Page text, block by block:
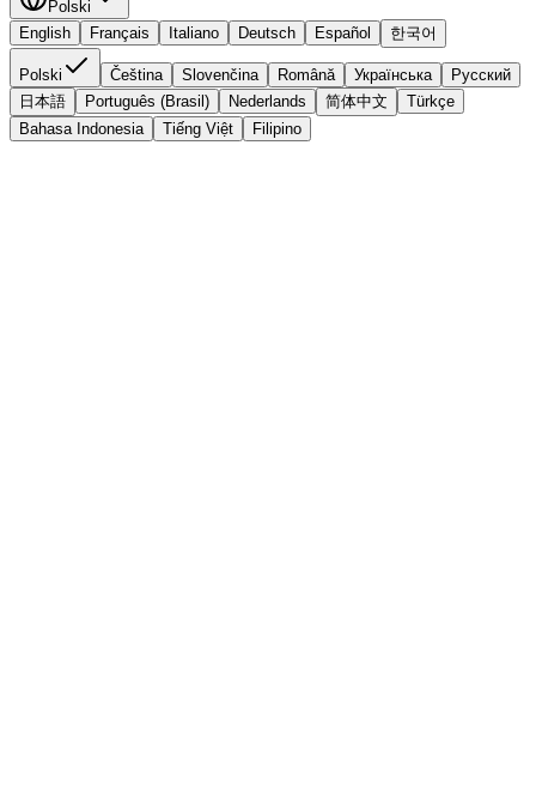
Polski
English
Français Italiano Deutsch Español 한국어
Polski Čeština Slovenčina Română Українська
Русский
日本語
Português (Brasil) Nederlands 简体中文
Türkçe
Bahasa Indonesia
Tiếng Việt Filipino